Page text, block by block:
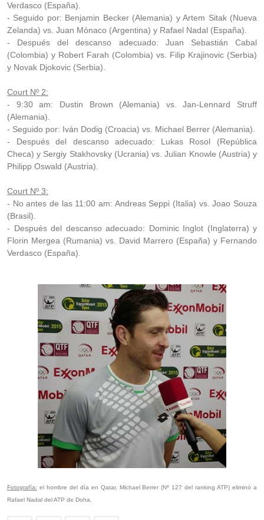
Verdasco (España).
- Seguido por: Benjamin Becker (Alemania) y Artem Sitak (Nueva
Zelanda) vs. Juan Mónaco (Argentina) y Rafael Nadal (España).
- Después del descanso adecuado: Juan Sebastián Cabal
(Colombia) y Robert Farah (Colombia) vs. Filip Krajinovic (Serbia)
y Novak Djokovic (Serbia).
Court Nº 2:
- 9:30 am: Dustin Brown (Alemania) vs. Jan-Lennard Struff
(Alemania).
- Seguido por: Iván Dodig (Croacia) vs. Michael Berrer (Alemania).
- Después del descanso adecuado: Lukas Rosol (República
Checa) y Sergiy Stakhovsky (Ucrania) vs. Julian Knowle (Austria) y
Philipp Oswald (Austria).
Court Nº 3:
- No antes de las 11:00 am: Andreas Seppi (Italia) vs. Joao Souza
(Brasil).
- Después del descanso adecuado: Dominic Inglot (Inglaterra) y
Florin Mergea (Rumania) vs. David Marrero (España) y Fernando
Verdasco (España).
Fotografía: el hombre del día en Qatar, Michael Berrer (Nº 127 del ranking ATP) eliminó a
Rafael Nadal del ATP de Doha.